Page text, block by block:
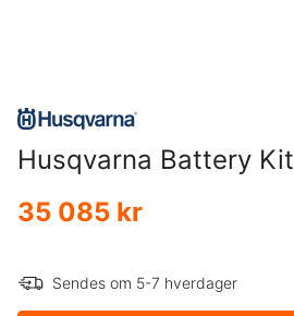
Husqvarna Battery Kit
35 085 kr
Sendes om 5-7 hverdager